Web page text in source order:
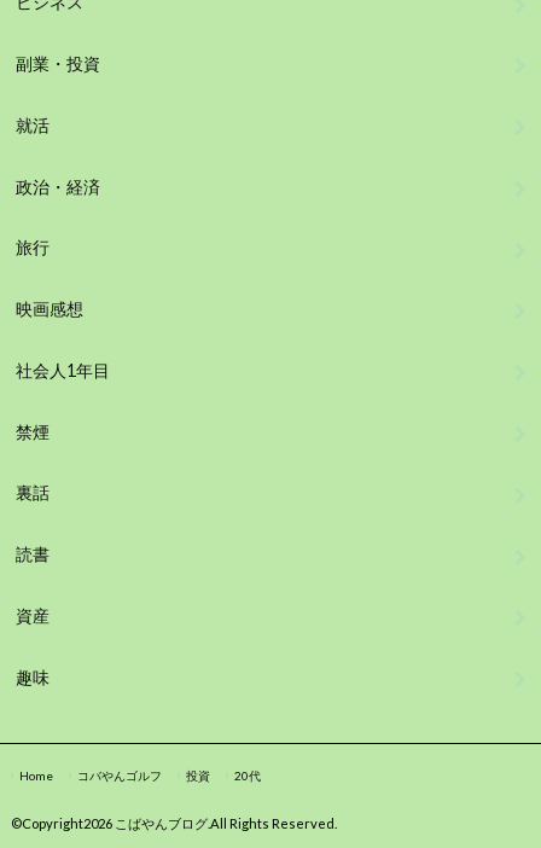
副業・投資
就活
政治・経済
旅行
映画感想
社会人1年目
禁煙
裏話
読書
資産
趣味
Home コバやんゴルフ 投資 20代
©Copyright2026 こばやんブログ.All Rights Reserved.